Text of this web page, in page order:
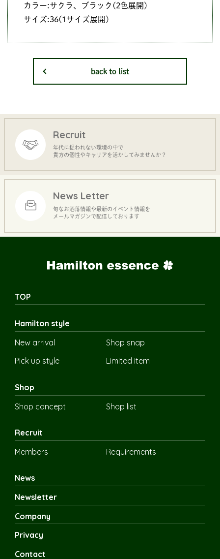
カラー:サクラ、ブラック(2色展開)
サイズ:36(1サイズ展開)
back to list
Recruit
年代に捉われない環境の中で
貴方の個性やキャリアを活かしてみませんか？
News Letter
旬なお洒落情報や最新のイベント情報を
メールマガジンで配信しております
TOP
Hamilton style
New arrival
Shop snap
Pick up style
Limited item
Shop
Shop concept
Shop list
Recruit
Members
Requirements
News
Newsletter
Company
Privacy
Contact